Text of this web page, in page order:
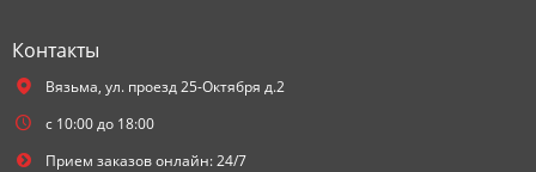
Контакты
Вязьма, ул. проезд 25-Октября д.2
с 10:00 до 18:00
Прием заказов онлайн: 24/7